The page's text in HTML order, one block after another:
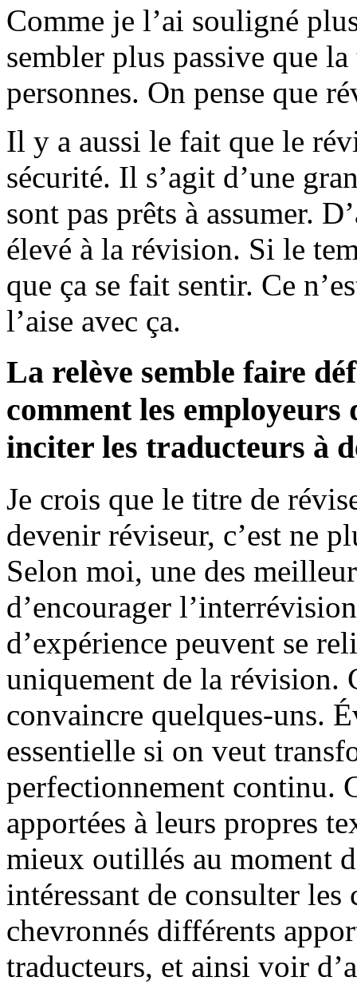
Comme je l’ai souligné
sembler plus passive que
personnes. On pense que
Il y a aussi le fait que le
sécurité. Il s’agit d’une
sont pas prêts à assumer.
élevé à la révision. Si le
que ça se fait sentir. Ce
l’aise avec ça.
La relève semble faire
comment les
inciter les traducteurs
Je crois que le titre de
devenir réviseur, c’est ne
Selon moi, une des
d’encourager
d’expérience peuvent se
uniquement de la révision.
convaincre quelques-uns.
essentielle si on veut
perfectionnement continu.
apportées à leurs propres
mieux outillés au moment
intéressant de consulter
chevronnés différents
traducteurs, et ainsi voir